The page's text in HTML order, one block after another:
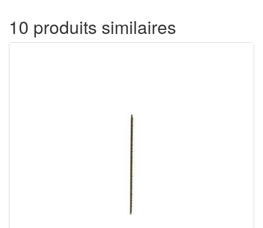
10 produits similaires